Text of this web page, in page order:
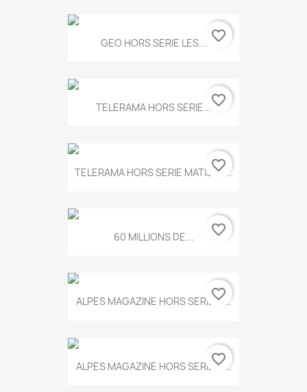
GEO HORS SERIE LES... favorite_border
TELERAMA HORS SERIE...favorite_border
TELERAMA HORS SERIE MATISSE...
favorite_border
60 MILLIONS DE... favorite_border
ALPES MAGAZINE HORS SERIE N...
favorite_border
ALPES MAGAZINE HORS SERIE N...
favorite_border